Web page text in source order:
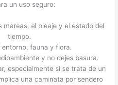
un uso seguro:
mareas, el oleaje y el estado del
tiempo.
entorno, fauna y flora.
y no dejes basura.
especialmente si se trata de un
una caminata por sendero